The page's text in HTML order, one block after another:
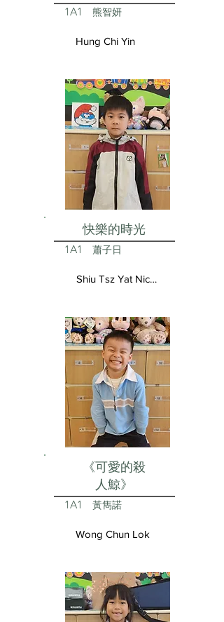
1A1 熊智妍
Hung Chi Yin
快樂的時光
1A1 蕭子日
Shiu Tsz Yat Nicolas
《可愛的殺
人鯨》
1A1 黃雋諾
Wong Chun Lok